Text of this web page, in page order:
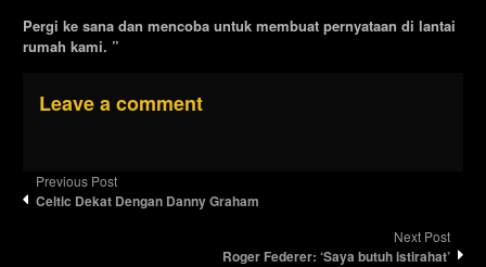
Pergi ke sana dan mencoba untuk membuat pernyataan di lantai
rumah kami. ”
Leave a comment
Previous Post
Celtic Dekat Dengan Danny Graham
Next Post
Roger Federer: ‘Saya butuh istirahat’